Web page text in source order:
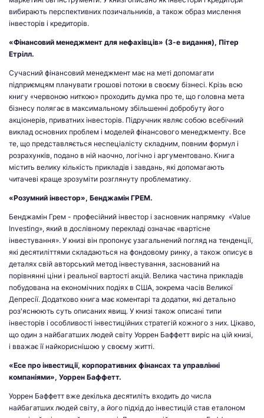
вибирають перспективних позичальників, а також образ мислення
інвесторів і кредиторів.
«Фінансовий менеджмент для нефахівців» (3-е видання), Пітер
Етрілл.
Сучасний фінансовий менеджмент має на меті допомагати
підприємцям планувати грошові потоки в своєму бізнесі. Крізь всю
книгу «червоною ниткою» проходить думка про те, що головна мета
бізнесу полягає в максимальному збільшенні добробуту його
акціонерів, приватних інвесторів. Підручник являє собою всебічний
виклад основних проблем і моделей фінансового менеджменту. Все
те, що представляється неспеціалісту складним, повним формул і
розрахунків, подано в ній наочно, логічно і аргументовано. Книга
містить велику кількість прикладів і завдань, які допомагають
читачеві краще зрозуміти розглянуту проблематику.
«Розумний інвестор», Бенджамін ГРЕМ.
Бенджамін Грем - професійний інвестор і засновник напрямку «Value
Investing», який в дослівному перекладі означає «вартісне
інвестування». У книзі він пропонує узагальнений погляд на тенденції,
які десятиліттями складаються на фондовому ринку, а також описує в
деталях свій авторський метод інвестування, заснований на
порівнянні ціни і реальної вартості акцій. Велика частина прикладів
побудована на економічних подіях в США, зокрема часів Великої
Депресії. Додатково книга має коментарі та додатки, які детально
роз'яснюють суть описаних явищ. У книзі також описані типи
інвесторів і особливості інвестиційних стратегій кожного з них. Цікаво,
що один з найбагатших людей світу Уоррен Баффетт виріс на цій книзі,
і вважає її найкориснішою у своєму житті.
«Есе про інвестиції, корпоративних фінансах та управлінні
компаніями», Уоррен Баффетт.
Уоррен Баффетт вже декілька десятиліть входить до числа
найбагатших людей світу, а його підхід до інвестицій став еталоном